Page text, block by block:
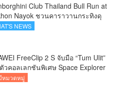
Club Thailand Bull Run at
Nayok ชวนคาราวานกระทิงดุ
สธรรมชาติเมืองรอง ณ นครนายก
NEWS
FreeClip 2 S จับมือ “Tum Ulit”
วคอลเลกชันพิเศษ Space Explorer
ทอดศิลปะบนเคสหูฟัง
หมวดหมู่